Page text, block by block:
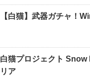
【白猫】武器ガチャ！
白猫プロジェクト Snow
リア